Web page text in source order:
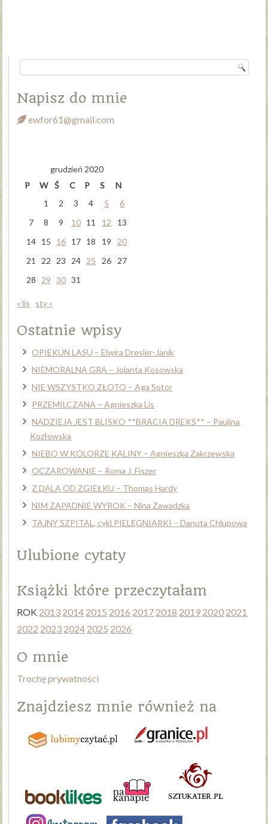
Napisz do mnie
ewfor61@gmail.com
grudzień 2020
P
W Ś C P S
N
1
2 3 4 5
6
7
8 9 10 11 12
13
14 15 16 17 18 19
20
21
22 23 24 25 26
27
28
29 30 31
« lis sty »
Ostatnie wpisy
OPIEKUN LASU – Elwira Dresler-Janik
NIEMORALNA GRA – Jolanta Kosowska
NIE WSZYSTKO ZŁOTO – Aga Sotor
PRZEMILCZANA – Agnieszka Lis
NADZIEJA JEST BLISKO **BRACIA DREKS** – Paulina
Kozłowska
NIEBO W KOLORZE KALINY – Agnieszka Zakrzewska
OCZAROWANIE – Roma J. Fiszer
Z DALA OD ZGIEŁKU – Thomas Hardy
NIM ZAPADNIE WYROK – Nina Zawadzka
TAJNY SZPITAL, cykl PIELĘGNIARKI – Danuta Chlupowa
Ulubione cytaty
Książki które przeczytałam
ROK 2013 2014 2015 2016 2017 2018 2019 2020 2021
2022 2023 2024 2025 2026
O mnie
Trochę prywatności
Znajdziesz mnie również na